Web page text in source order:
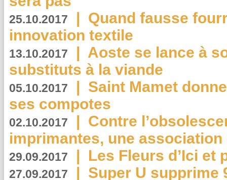
25.10.2017 | Quand fausse
innovation textile
13.10.2017 | Aoste se lance à
substituts à la viande
05.10.2017 | Saint Mamet
ses compotes
02.10.2017 | Contre
imprimantes, une
29.09.2017 | Les Fleurs d’Ici et
27.09.2017 | Super U supprime